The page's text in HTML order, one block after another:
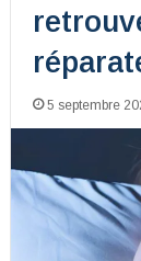
5 septembre